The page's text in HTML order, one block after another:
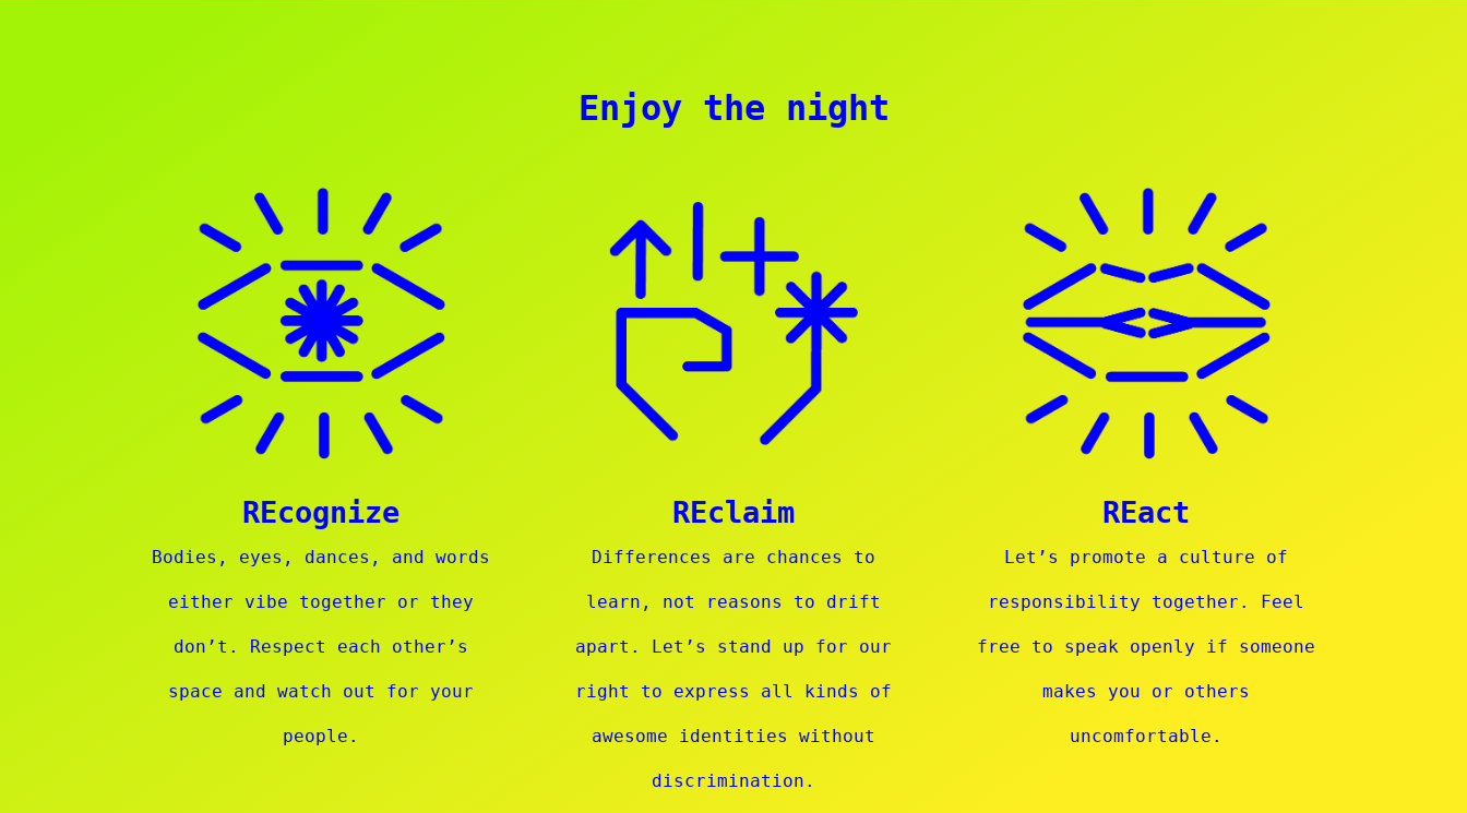
Enjoy the night
REcognize
Bodies, eyes, dances, and words
either vibe together or they
don’t. Respect each other’s
space and watch out for your
people.
REclaim
Differences are chances to
learn, not reasons to drift
apart. Let’s stand up for our
right to express all kinds of
awesome identities without
discrimination.
REact
Let’s promote a culture of
responsibility together. Feel
free to speak openly if someone
makes you or others
uncomfortable.